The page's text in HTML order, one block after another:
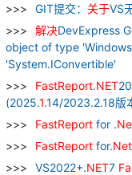
GIT提交： 关于VS
解决DevExpress
object of type
'System.IConvertible'
FastReport.NET
(2025.1.14/2023.2.18版
FastReport for .
FastReport for.Net
VS2022+.NET7